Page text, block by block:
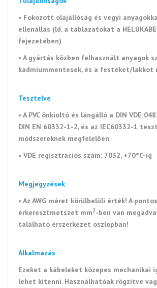
• Fokozott olajállóság és vegyi
ellenállás (ld. a táblázatokat a
fejezetében)
• A gyártás közben felhasznált anyagok
kadmiummentesek, és a festéket/lakkot
Tesztelve
• A PVC önkioltó és lángálló a DIN VDE
DIN EN 60332-1-2, és az IEC60332-1
módszereknek megfelelően
• VDE regisztrációs szám: 7032, +70°C-ig
Megjegyzések
• Az AWG méret körülbelüli érték! A pontos
érkeresztmetszet mm2-ben van
található érszerkezet oszlopban!
Alkalmazás
Ezeket a kábeleket közepes mechanikai
lehet kitenni. Használhatóak rögzítve